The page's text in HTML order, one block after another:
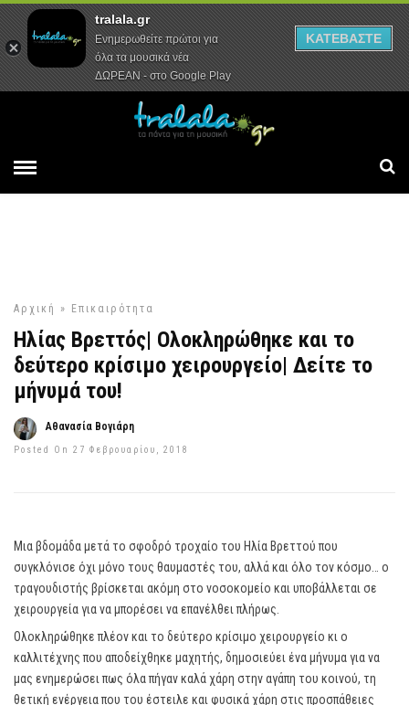
Αρχική Συνεντεύξεις Ρεπορτάζ
Αρχική » Επικαιρότητα
Ηλίας Βρεττός| Ολοκληρώθηκε και το
δεύτερο κρίσιμο χειρουργείο| Δείτε το
μήνυμά του!
Αθανασία Βογιάρη
Posted On 27 Φεβρουαρίου, 2018
Μια βδομάδα μετά το σφοδρό τροχαίο του Ηλία Βρεττού που
συγκλόνισε όχι μόνο τους θαυμαστές του, αλλά και όλο τον κόσμο… ο
τραγουδιστής βρίσκεται ακόμη στο νοσοκομείο και υποβάλλεται σε
χειρουργεία για να μπορέσει να επανέλθει πλήρως.
Ολοκληρώθηκε πλέον και το δεύτερο κρίσιμο χειρουργείο κι ο
καλλιτέχνης που αποδείχθηκε μαχητής, δημοσιεύει ένα μήνυμα για να
μας ενημερώσει πως όλα πήγαν καλά χάρη στην αγάπη του κοινού, τη
θετική ενέργεια που του έστειλε και φυσικά χάρη στις προσπάθειες
tralala.gr
Ενημερωθείτε πρώτοι για
όλα τα μουσικά νέα
ΔΩΡΕΑΝ - στο Google Play
ΚΑΤΕΒΑΣΤΕ